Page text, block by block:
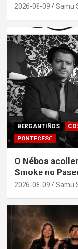
2026-08-09 Samu
BERGANTIÑOS
PONTECESO
O Néboa
Smoke no
2026-08-09 Samu